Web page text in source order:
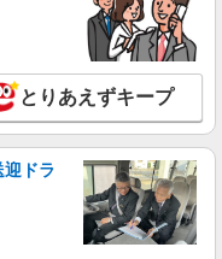
とりあえずキープ
迎ドラ